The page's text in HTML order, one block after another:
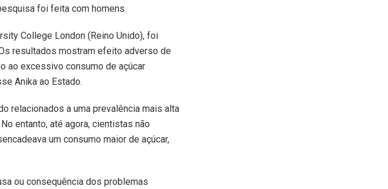
foi feita com homens.
College London (Reino Unido), foi
resultados mostram efeito adverso de
ao excessivo consumo de açúcar
Anika ao Estado.
relacionados a uma prevalência mais alta
entanto, até agora, cientistas não
um consumo maior de açúcar,
ou consequência dos problemas